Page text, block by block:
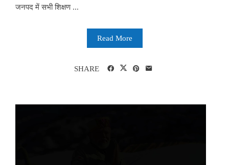
जनपद में सभी शिक्षण ...
Read More
SHARE